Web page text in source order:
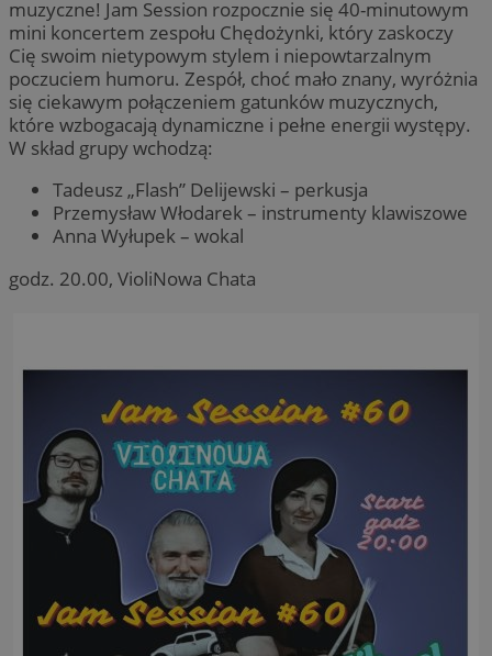
muzyczne! Jam Session rozpocznie się 40-minutowym
mini koncertem zespołu Chędożynki, który zaskoczy
Cię swoim nietypowym stylem i niepowtarzalnym
poczuciem humoru. Zespół, choć mało znany, wyróżnia
się ciekawym połączeniem gatunków muzycznych,
które wzbogacają dynamiczne i pełne energii występy.
W skład grupy wchodzą:
Tadeusz „Flash” Delijewski – perkusja
Przemysław Włodarek – instrumenty klawiszowe
Anna Wyłupek – wokal
godz. 20.00, VioliNowa Chata